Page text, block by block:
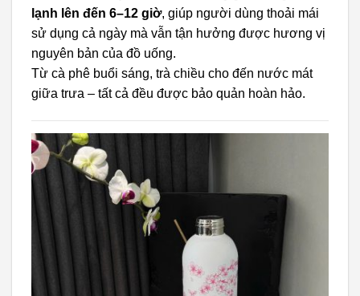
lạnh lên đến 6–12 giờ, giúp người dùng thoải mái
sử dụng cả ngày mà vẫn tận hưởng được hương vị
nguyên bản của đồ uống.
Từ cà phê buổi sáng, trà chiều cho đến nước mát
giữa trưa – tất cả đều được bảo quản hoàn hảo.